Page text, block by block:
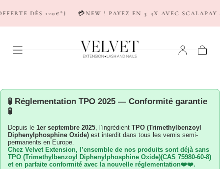
PASSER AU
DÈS 120€*) 💳NEW ! PAYEZ EN 3-4X AVEC SCALAPAY &
🧪 Réglementation TPO 2025 — Conformité garantie
🧪
Depuis le 1er septembre 2025, l’ingrédient TPO (Trimethylbenzoyl
Diphenylphosphine Oxide) est interdit dans tous les vernis semi-
permanents en Europe.
Chez Velvet Extension, l’ensemble de nos produits sont déjà sans
TPO (Trimethylbenzoyl Diphenylphosphine Oxide)(CAS 75980-60-8)
et en parfaite conformité avec la nouvelle réglementation❤️❤️.️